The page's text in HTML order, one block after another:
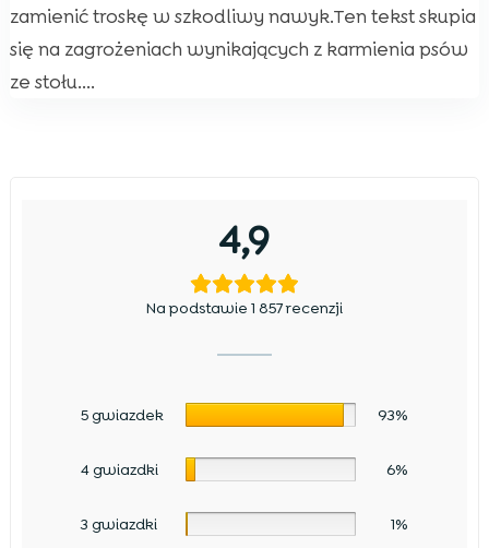
zamienić troskę w szkodliwy nawyk.Ten tekst skupia
się na zagrożeniach wynikających z karmienia psów
ze stołu....
4,9
Na podstawie 1 857 recenzji
5 gwiazdek 93%
4 gwiazdki 6%
3 gwiazdki 1%